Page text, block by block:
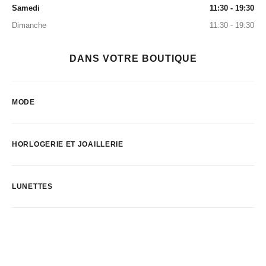
Samedi
11:30 - 19:30
Dimanche
11:30 - 19:30
DANS VOTRE BOUTIQUE
MODE
HORLOGERIE ET JOAILLERIE
LUNETTES